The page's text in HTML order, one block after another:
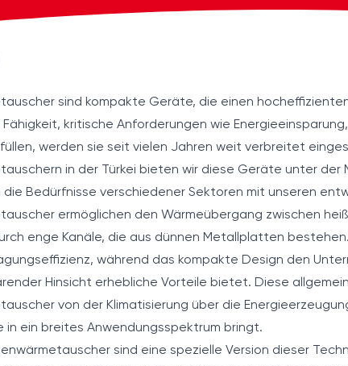
sind kompakte Geräte, die einen
Fähigkeit, kritische Anforderungen wie
werden sie seit vielen Jahren weit verbreitet
in der Türkei bieten wir diese Geräte unter der
Bedürfnisse verschiedener Sektoren mit unseren
ermöglichen den Wärmeübergang zwischen
enge Kanäle, die aus dünnen Metallplatten
während das kompakte Design den
Hinsicht erhebliche Vorteile bietet. Diese
von der Klimatisierung über die
in ein breites Anwendungsspektrum bringt.
sind eine spezielle Version dieser